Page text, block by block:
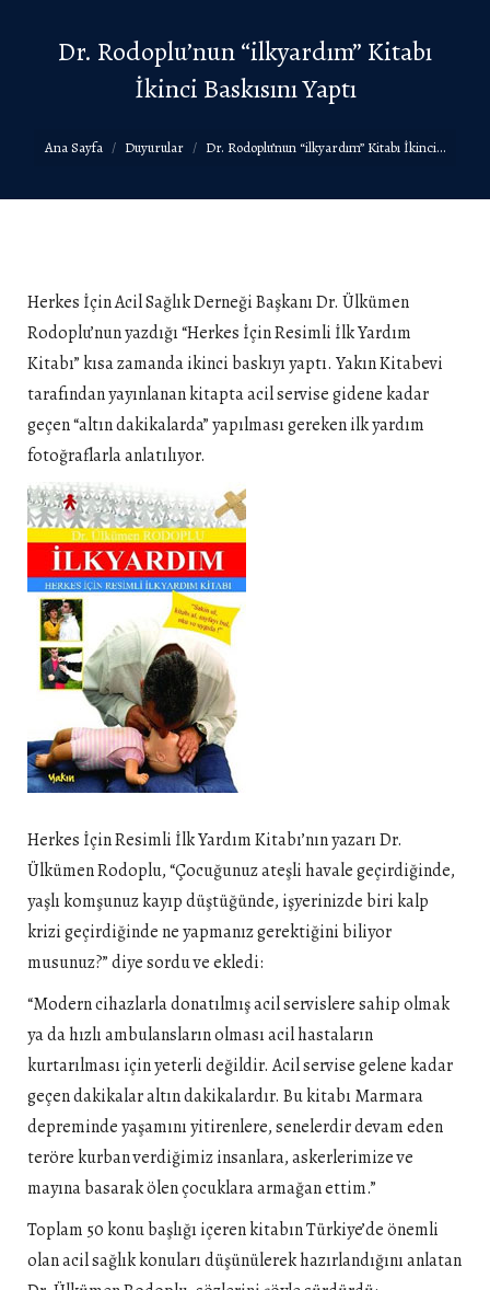
Dr. Rodoplu’nun “ilkyardım” Kitabı
İkinci Baskısını Yaptı
Ana Sayfa Duyurular Dr. Rodoplu’nun “ilkyardım” Kitabı İkinci…
Herkes İçin Acil Sağlık Derneği Başkanı Dr. Ülkümen
Rodoplu’nun yazdığı “Herkes İçin Resimli İlk Yardım
Kitabı” kısa zamanda ikinci baskıyı yaptı. Yakın Kitabevi
tarafından yayınlanan kitapta acil servise gidene kadar
geçen “altın dakikalarda” yapılması gereken ilk yardım
fotoğraflarla anlatılıyor.
Herkes İçin Resimli İlk Yardım Kitabı’nın yazarı Dr.
Ülkümen Rodoplu, “Çocuğunuz ateşli havale geçirdiğinde,
yaşlı komşunuz kayıp düştüğünde, işyerinizde biri kalp
krizi geçirdiğinde ne yapmanız gerektiğini biliyor
musunuz?” diye sordu ve ekledi:
“Modern cihazlarla donatılmış acil servislere sahip olmak
ya da hızlı ambulansların olması acil hastaların
kurtarılması için yeterli değildir. Acil servise gelene kadar
geçen dakikalar altın dakikalardır. Bu kitabı Marmara
depreminde yaşamını yitirenlere, senelerdir devam eden
teröre kurban verdiğimiz insanlara, askerlerimize ve
mayına basarak ölen çocuklara armağan ettim.”
Toplam 50 konu başlığı içeren kitabın Türkiye’de önemli
olan acil sağlık konuları düşünülerek hazırlandığını anlatan